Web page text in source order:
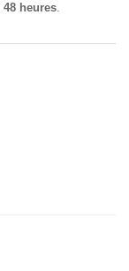
48 heures.